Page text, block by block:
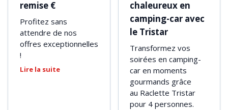
remise €
Profitez sans
attendre de nos
offres exceptionnelles
!
Lire la suite
chaleureux en
camping-car avec
le Tristar
Transformez vos
soirées en camping-
car en moments
gourmands grâce
au Raclette Tristar
pour 4 personnes.